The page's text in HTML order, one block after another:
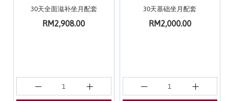
30天全面滋补坐月配套
RM2,908.00
30天基础坐月配套
RM2,000.00